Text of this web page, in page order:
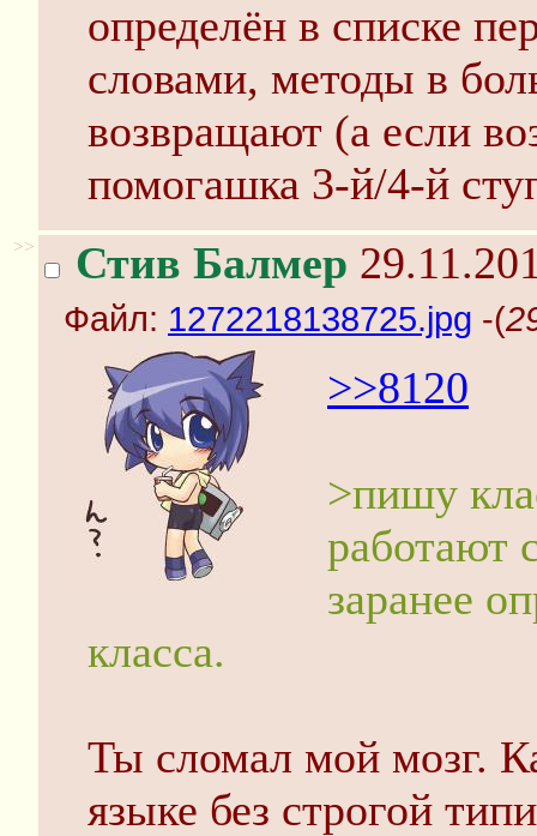
определён в списке
словами, методы в
возвращают (а если
помогашка 3-й/4-й
>> Стив Балмер
Файл: 1272218138725.jpg -(
>>8120
>пишу
работают
заранее
класса.
Ты сломал мой мозг.
языке без строгой